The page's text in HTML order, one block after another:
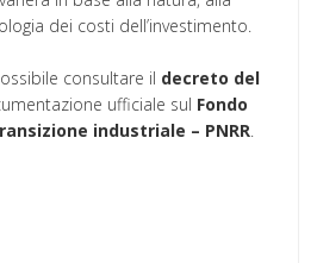
dei costi dell’investimento.
consultare il decreto del
ufficiale sul Fondo
industriale – PNRR.